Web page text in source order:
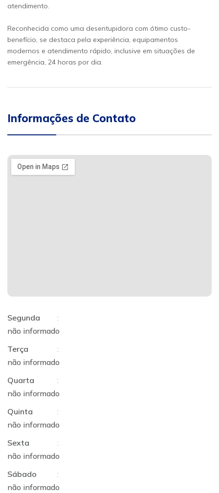
atendimento.
Reconhecida como uma desentupidora com ótimo custo-
benefício, se destaca pela experiência, equipamentos
modernos e atendimento rápido, inclusive em situações de
emergência, 24 horas por dia.
Informações de Contato
Segunda
:
não informado
Terça
:
não informado
Quarta
:
não informado
Quinta
:
não informado
Sexta
:
não informado
Sábado
:
não informado